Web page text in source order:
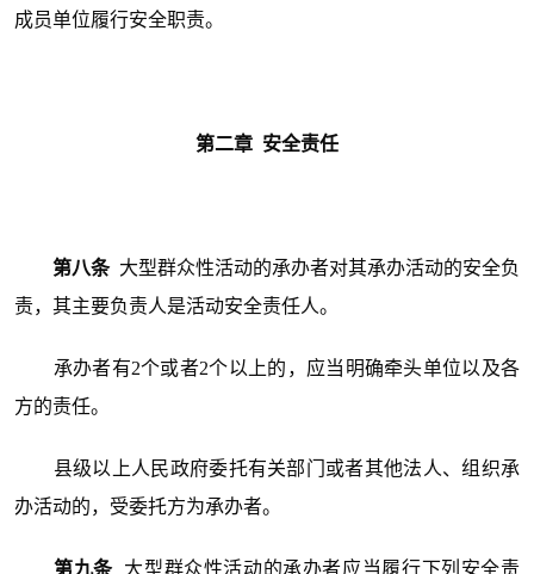
成员单位履行安全职责。
第二章 安全责任
第八条 大型群众性活动的承办者对其承办活动的安全负
责，其主要负责人是活动安全责任人。
承办者有2个或者2个以上的，应当明确牵头单位以及各
方的责任。
县级以上人民政府委托有关部门或者其他法人、组织承
办活动的，受委托方为承办者。
第九条 大型群众性活动的承办者应当履行下列安全责